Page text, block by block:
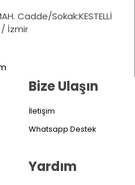
Cadde/Sokak:KESTELLİ
/ İzmir
Bize Ulaşın
İletişim
Whatsapp Destek
Yardım